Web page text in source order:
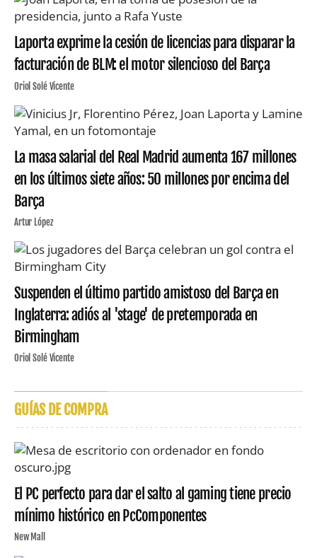
Laporta exprime la cesión de licencias para disparar la
facturación de BLM: el motor silencioso del Barça
Oriol Solé Vicente
La masa salarial del Real Madrid aumenta 167 millones
en los últimos siete años: 50 millones por encima del
Barça
Artur López
Suspenden el último partido amistoso del Barça en
Inglaterra: adiós al 'stage' de pretemporada en
Birmingham
Oriol Solé Vicente
GUÍAS DE COMPRA
El PC perfecto para dar el salto al gaming tiene precio
mínimo histórico en PcComponentes
New Mall